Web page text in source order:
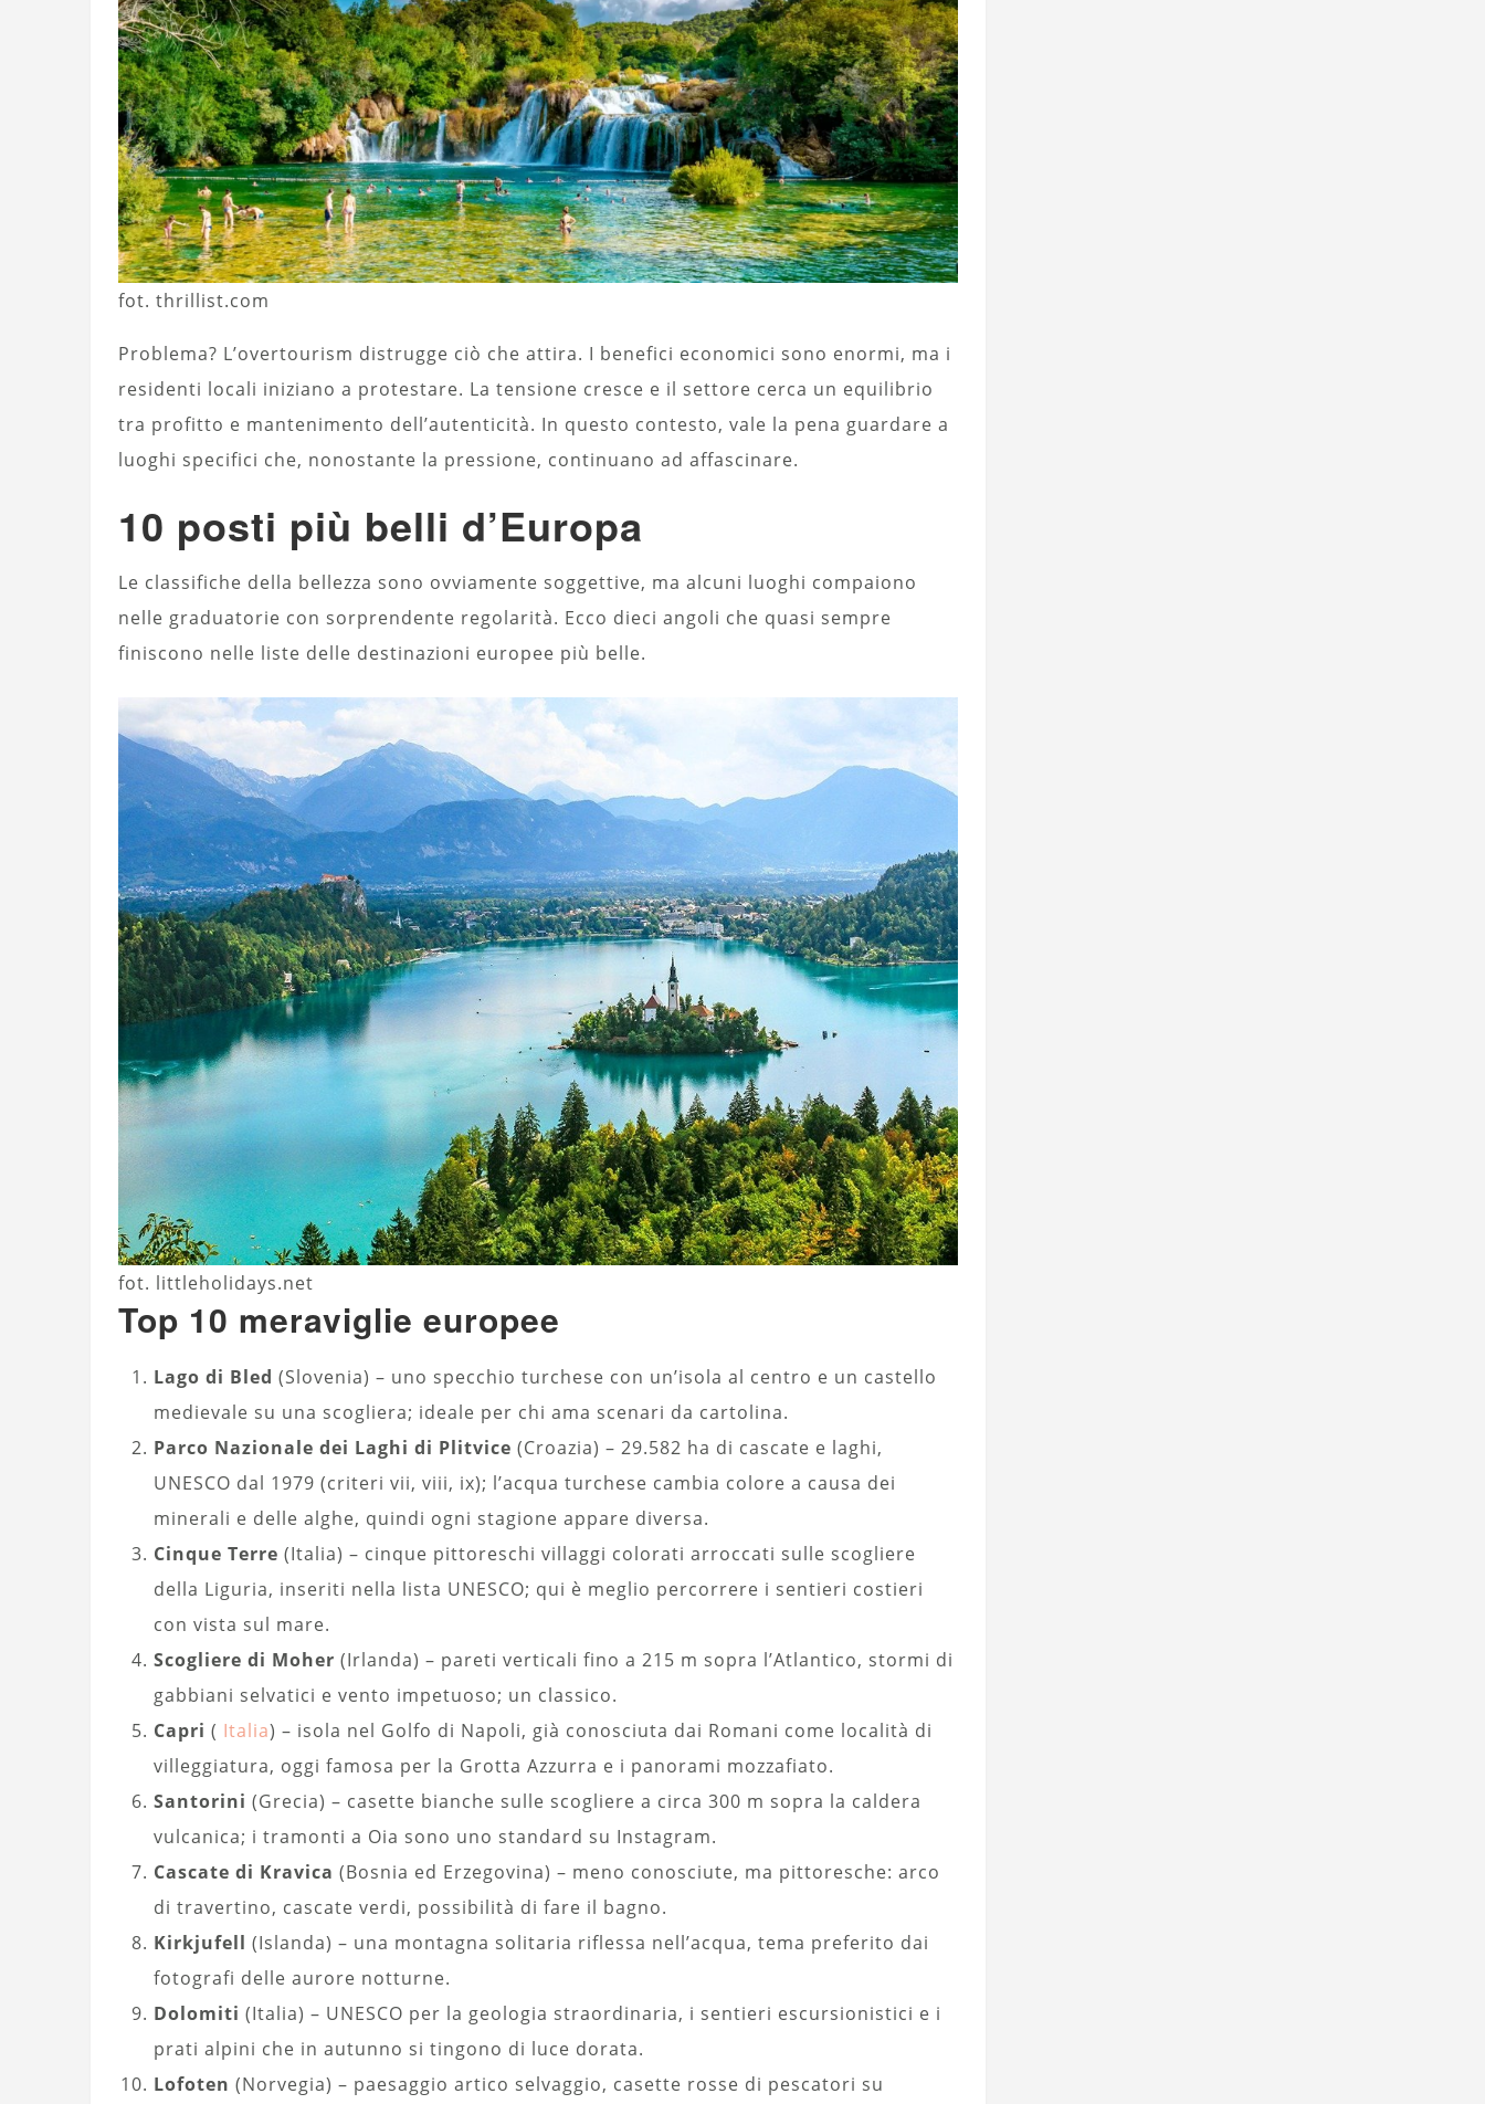
fot. thrillist.com
Problema? L’overtourism distrugge ciò che attira. I benefici economici sono enormi, ma i
residenti locali iniziano a protestare. La tensione cresce e il settore cerca un equilibrio
tra profitto e mantenimento dell’autenticità. In questo contesto, vale la pena guardare a
luoghi specifici che, nonostante la pressione, continuano ad affascinare.
10 posti più belli d’Europa
Le classifiche della bellezza sono ovviamente soggettive, ma alcuni luoghi compaiono
nelle graduatorie con sorprendente regolarità. Ecco dieci angoli che quasi sempre
finiscono nelle liste delle destinazioni europee più belle.
fot. littleholidays.net
Top 10 meraviglie europee
Lago di Bled (Slovenia) – uno specchio turchese con un’isola al centro e un castello
medievale su una scogliera; ideale per chi ama scenari da cartolina.
Parco Nazionale dei Laghi di Plitvice (Croazia) – 29.582 ha di cascate e laghi,
UNESCO dal 1979 (criteri vii, viii, ix); l’acqua turchese cambia colore a causa dei
minerali e delle alghe, quindi ogni stagione appare diversa.
Cinque Terre (Italia) – cinque pittoreschi villaggi colorati arroccati sulle scogliere
della Liguria, inseriti nella lista UNESCO; qui è meglio percorrere i sentieri costieri
con vista sul mare.
Scogliere di Moher (Irlanda) – pareti verticali fino a 215 m sopra l’Atlantico, stormi di
gabbiani selvatici e vento impetuoso; un classico.
Capri ( Italia) – isola nel Golfo di Napoli, già conosciuta dai Romani come località di
villeggiatura, oggi famosa per la Grotta Azzurra e i panorami mozzafiato.
Santorini (Grecia) – casette bianche sulle scogliere a circa 300 m sopra la caldera
vulcanica; i tramonti a Oia sono uno standard su Instagram.
Cascate di Kravica (Bosnia ed Erzegovina) – meno conosciute, ma pittoresche: arco
di travertino, cascate verdi, possibilità di fare il bagno.
Kirkjufell (Islanda) – una montagna solitaria riflessa nell’acqua, tema preferito dai
fotografi delle aurore notturne.
Dolomiti (Italia) – UNESCO per la geologia straordinaria, i sentieri escursionistici e i
prati alpini che in autunno si tingono di luce dorata.
Lofoten (Norvegia) – paesaggio artico selvaggio, casette rosse di pescatori su